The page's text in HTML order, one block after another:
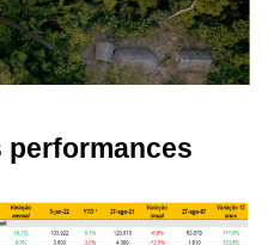
performances